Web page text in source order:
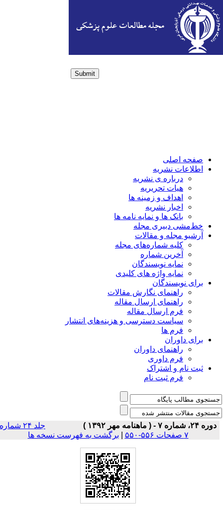
Submit
صفحه اصلی
اطلاعات نشریه
درباره ی نشریه
هیات تحریریه
اهداف و زمینه ها
اخبار نشریه
بانک ها و نمایه نامه ها
خط‌مشی دبیری مجله
آرشیو مجله و مقالات
کلیه شماره‌های مجله
آخرین شماره
نمایه نویسندگان
نمایه واژه های کلیدی
برای نویسندگان
راهنمای نگارش مقالات
راهنمای ارسال مقاله
فرم ارسال مقاله
سیاست دسترسی و هزینه‌های انتشار
فرم ها
برای داوران
راهنمای داوران
فرم داوری
ثبت نام و اشتراک
فرم ثبت نام
دوره ۲۴، شماره ۷ - ( ماهنامه مهر ۱۳۹۲ )
جلد ۲۴ شماره
| برگشت به فهرست نسخه ها